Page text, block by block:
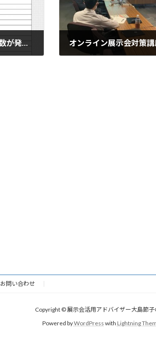
関西ものづくりワールドの来場者数が発表されました
お問い合わせ
Copyright © 展示会活用アドバイザー大島節
Powered byWordPress with Lightning